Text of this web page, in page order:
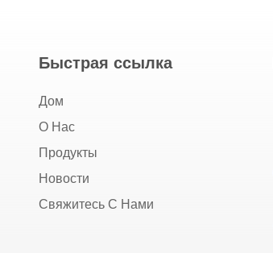
Быстрая ссылка
Дом
О Нас
Продукты
Новости
Свяжитесь С Нами